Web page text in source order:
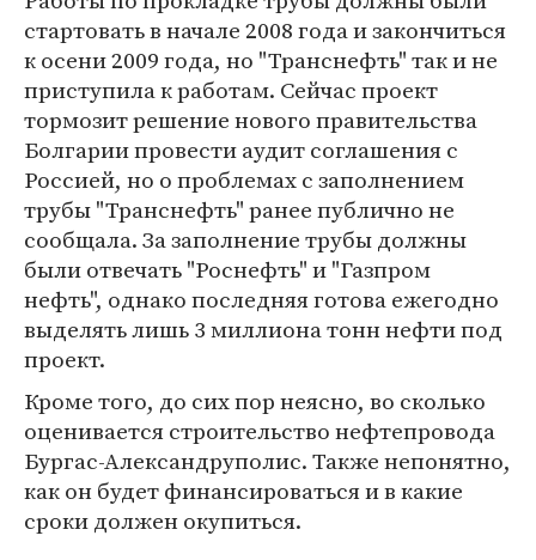
стартовать в начале 2008 года и закончиться
к осени 2009 года, но "Транснефть" так и не
приступила к работам. Сейчас проект
тормозит решение нового правительства
Болгарии провести аудит соглашения с
Россией, но о проблемах с заполнением
трубы "Транснефть" ранее публично не
сообщала. За заполнение трубы должны
были отвечать "Роснефть" и "Газпром
нефть", однако последняя готова ежегодно
выделять лишь 3 миллиона тонн нефти под
проект.
Кроме того, до сих пор неясно, во сколько
оценивается строительство нефтепровода
Бургас-Александруполис. Также непонятно,
как он будет финансироваться и в какие
сроки должен окупиться.